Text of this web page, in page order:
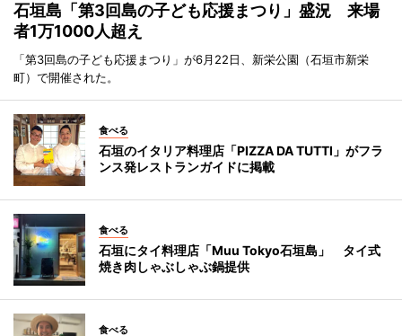
石垣島「第3回島の子ども応援まつり」盛況 来場
者1万1000人超え
「第3回島の子ども応援まつり」が6月22日、新栄公園（石垣市新栄
町）で開催された。
食べる
石垣のイタリア料理店「PIZZA DA TUTTI」がフラ
ンス発レストランガイドに掲載
食べる
石垣にタイ料理店「Muu Tokyo石垣島」 タイ式
焼き肉しゃぶしゃぶ鍋提供
食べる